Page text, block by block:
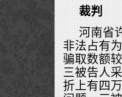
裁判
河南省
非法占有
骗取数额
三被告人
折上有四